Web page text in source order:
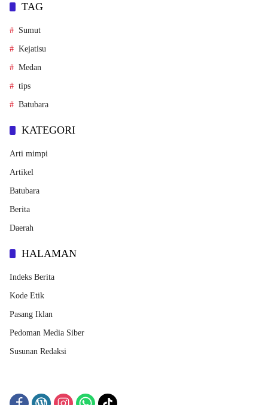
TAG
Sumut
Kejatisu
Medan
tips
Batubara
KATEGORI
Arti mimpi
Artikel
Batubara
Berita
Daerah
HALAMAN
Indeks Berita
Kode Etik
Pasang Iklan
Pedoman Media Siber
Susunan Redaksi